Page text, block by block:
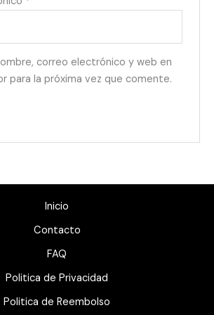
correo electrónico y web en
para la próxima vez que comente.
Inicio
Contacto
FAQ
Politica de Privacidad
Politica de Reembolso